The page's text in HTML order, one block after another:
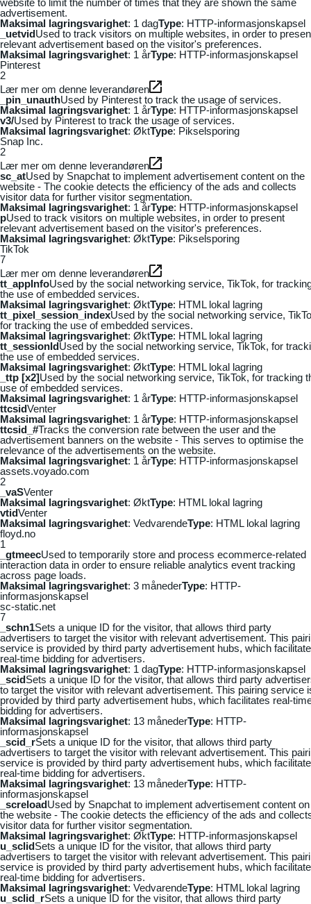
advertisement.
Maksimal lagringsvarighet: 1 dagType: HTTP-informasjonskapsel
_uetvidUsed to track visitors on multiple websites, in order to
relevant advertisement based on the visitor's preferences.
Maksimal lagringsvarighet: 1 årType: HTTP-informasjonskapsel
Pinterest
2
Lær mer om denne leverandøren
_pin_unauthUsed by Pinterest to track the usage of services.
Maksimal lagringsvarighet: 1 årType: HTTP-informasjonskapsel
v3/Used by Pinterest to track the usage of services.
Maksimal lagringsvarighet: ØktType: Pikselsporing
Snap Inc.
2
Lær mer om denne leverandøren
sc_atUsed by Snapchat to implement advertisement content on the
website - The cookie detects the efficiency of the ads and collects
visitor data for further visitor segmentation.
Maksimal lagringsvarighet: 1 årType: HTTP-informasjonskapsel
pUsed to track visitors on multiple websites, in order to present
relevant advertisement based on the visitor's preferences.
Maksimal lagringsvarighet: ØktType: Pikselsporing
TikTok
7
Lær mer om denne leverandøren
tt_appInfoUsed by the social networking service, TikTok, for
the use of embedded services.
Maksimal lagringsvarighet: ØktType: HTML lokal lagring
tt_pixel_session_indexUsed by the social networking service,
for tracking the use of embedded services.
Maksimal lagringsvarighet: ØktType: HTML lokal lagring
tt_sessionIdUsed by the social networking service, TikTok, for
the use of embedded services.
Maksimal lagringsvarighet: ØktType: HTML lokal lagring
_ttp [x2]Used by the social networking service, TikTok, for tracking
use of embedded services.
Maksimal lagringsvarighet: 1 årType: HTTP-informasjonskapsel
ttcsidVenter
Maksimal lagringsvarighet: 1 årType: HTTP-informasjonskapsel
ttcsid_#Tracks the conversion rate between the user and the
advertisement banners on the website - This serves to optimise the
relevance of the advertisements on the website.
Maksimal lagringsvarighet: 1 årType: HTTP-informasjonskapsel
assets.voyado.com
2
_vaSVenter
Maksimal lagringsvarighet: ØktType: HTML lokal lagring
vtidVenter
Maksimal lagringsvarighet: VedvarendeType: HTML lokal lagring
floyd.no
1
_gtmeecUsed to temporarily store and process ecommerce-related
interaction data in order to ensure reliable analytics event tracking
across page loads.
Maksimal lagringsvarighet: 3 månederType: HTTP-
informasjonskapsel
sc-static.net
7
_schn1Sets a unique ID for the visitor, that allows third party
advertisers to target the visitor with relevant advertisement. This
service is provided by third party advertisement hubs, which
real-time bidding for advertisers.
Maksimal lagringsvarighet: 1 dagType: HTTP-informasjonskapsel
_scidSets a unique ID for the visitor, that allows third party
to target the visitor with relevant advertisement. This pairing service
provided by third party advertisement hubs, which facilitates real-
bidding for advertisers.
Maksimal lagringsvarighet: 13 månederType: HTTP-
informasjonskapsel
_scid_rSets a unique ID for the visitor, that allows third party
advertisers to target the visitor with relevant advertisement. This
service is provided by third party advertisement hubs, which
real-time bidding for advertisers.
Maksimal lagringsvarighet: 13 månederType: HTTP-
informasjonskapsel
_screloadUsed by Snapchat to implement advertisement content on
the website - The cookie detects the efficiency of the ads and
visitor data for further visitor segmentation.
Maksimal lagringsvarighet: ØktType: HTTP-informasjonskapsel
u_sclidSets a unique ID for the visitor, that allows third party
advertisers to target the visitor with relevant advertisement. This
service is provided by third party advertisement hubs, which
real-time bidding for advertisers.
Maksimal lagringsvarighet: VedvarendeType: HTML lokal lagring
u_sclid_rSets a unique ID for the visitor, that allows third party